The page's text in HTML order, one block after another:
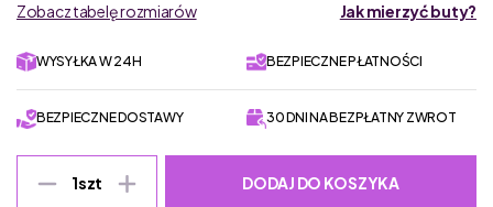
Zobacz tabelę rozmiarów Jak mierzyć buty?
WYSYŁKA W 24H BEZPIECZNE PŁATNOŚCI
BEZPIECZNE DOSTAWY 30 DNI NA BEZPŁATNY ZWROT
1szt DODAJ DO KOSZYKA